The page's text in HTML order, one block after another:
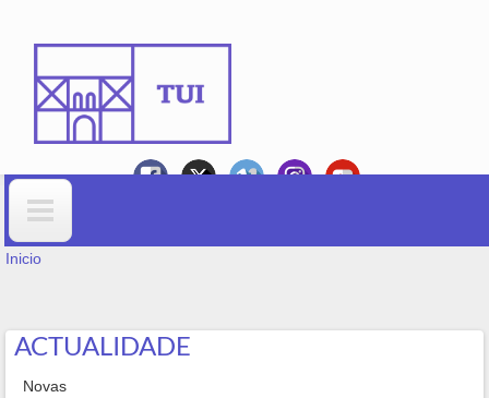
Formulario de busca
VOSTEDE ESTÁ AQUÍ
Inicio
ACTUALIDADE
Novas